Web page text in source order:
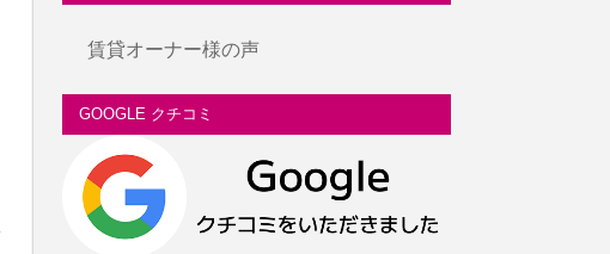
賃貸オーナー様の声
GOOGLE クチコミ